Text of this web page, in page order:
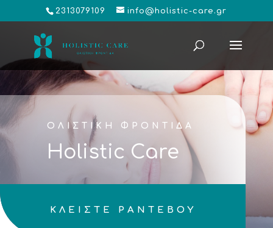
2313079109 info@holistic-care.gr
ΟΛΙΣΤΙΚΗ ΦΡΟΝΤΙΔΑ
Holistic Care
ΚΛΕΙΣΤΕ ΡΑΝΤΕΒΟΥ